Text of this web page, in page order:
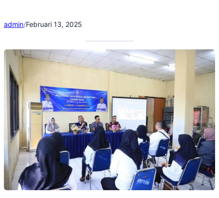
admin/Februari 13, 2025